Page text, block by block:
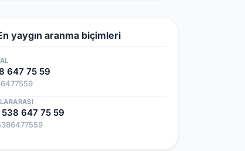
yaygın aranma biçimleri
647 75 59
647 75 59